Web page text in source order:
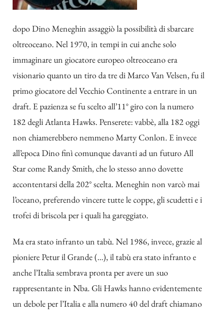
dopo Dino Meneghin assaggiò la possibilità di sbarcare
oltreoceano. Nel 1970, in tempi in cui anche solo
immaginare un giocatore europeo oltreoceano era
visionario quanto un tiro da tre di Marco Van Velsen, fu il
primo giocatore del Vecchio Continente a entrare in un
draft. E pazienza se fu scelto all’11° giro con la numero
182 degli Atlanta Hawks. Penserete: vabbè, alla 182 oggi
non chiamerebbero nemmeno Marty Conlon. E invece
all’epoca Dino finì comunque davanti ad un futuro All
Star come Randy Smith, che lo stesso anno dovette
accontentarsi della 202° scelta. Meneghin non varcò mai
l’oceano, preferendo vincere tutte le coppe, gli scudetti e i
trofei di briscola per i quali ha gareggiato.
Ma era stato infranto un tabù. Nel 1986, invece, grazie al
pioniere Petur il Grande (…), il tabù era stato infranto e
anche l’Italia sembrava pronta per avere un suo
rappresentante in Nba. Gli Hawks hanno evidentemente
un debole per l’Italia e alla numero 40 del draft chiamano